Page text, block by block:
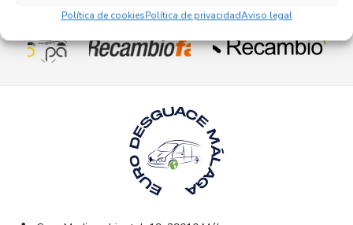
Política de cookiesPolítica de privacidadAviso legal
Empresas colaboradoras